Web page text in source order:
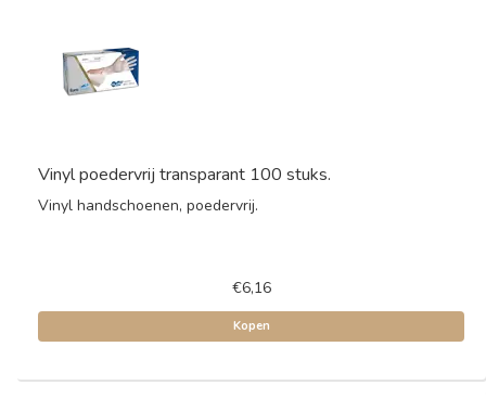
Vinyl poedervrij transparant 100 stuks.
Vinyl handschoenen, poedervrij.
€6,16
Kopen